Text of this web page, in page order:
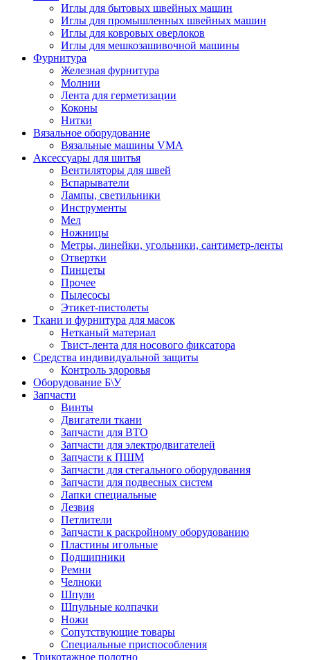
Иглы для бытовых швейных машин
Иглы для промышленных швейных машин
Иглы для ковровых оверлоков
Иглы для мешкозашивочной машины
Фурнитура
Железная фурнитура
Молнии
Лента для герметизации
Коконы
Нитки
Вязальное оборудование
Вязальные машины VMA
Аксессуары для шитья
Вентиляторы для швей
Вспарыватели
Лампы, светильники
Инструменты
Мел
Ножницы
Метры, линейки, угольники, сантиметр-ленты
Отвертки
Пинцеты
Прочее
Пылесосы
Этикет-пистолеты
Ткани и фурнитура для масок
Нетканый материал
Твист-лента для носового фиксатора
Средства индивидуальной защиты
Контроль здоровья
Оборудование Б\У
Запчасти
Винты
Двигатели ткани
Запчасти для ВТО
Запчасти для электродвигателей
Запчасти к ПШМ
Запчасти для стегального оборудования
Запчасти для подвесных систем
Лапки специальные
Лезвия
Петлители
Запчасти к раскройному оборудованию
Пластины игольные
Подшипники
Ремни
Челноки
Шпули
Шпульные колпачки
Ножи
Сопутствующие товары
Специальные приспособления
Трикотажное полотно